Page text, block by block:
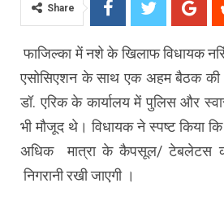
Share
फाजिल्का में नशे के खिलाफ विधायक
एसोसिएशन के साथ एक अहम बैठक
डॉ. एरिक के कार्यालय में पुलिस और
भी मौजूद थे। विधायक ने स्पष्ट किया
अधिक मात्रा के कैपसूल/ टेबलेटस
निगरानी रखी जाएगी ।